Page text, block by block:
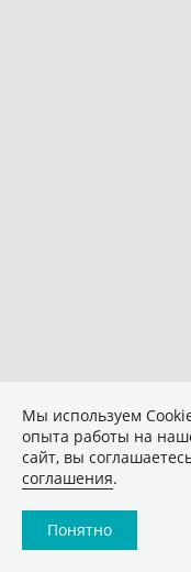
Мы используем
опыта работы на
сайт, вы
соглашения.
Понятно